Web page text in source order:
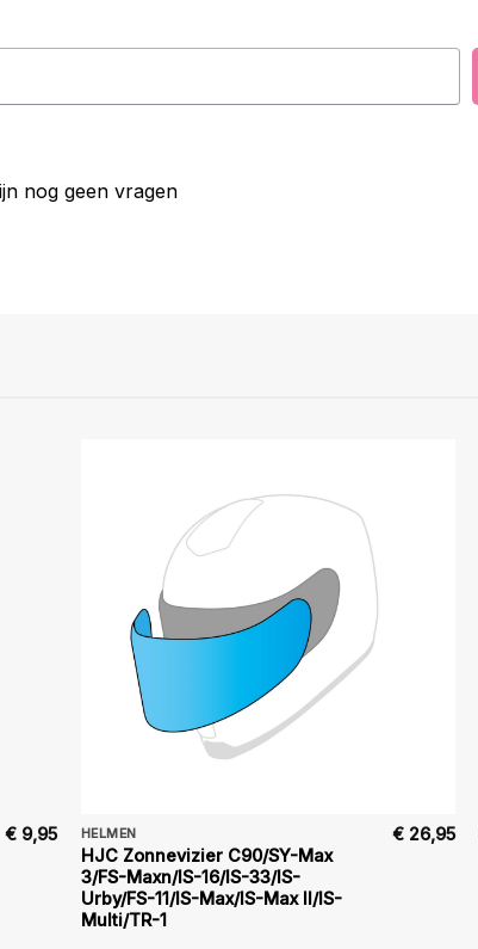
nog geen vragen
€ 9,95 HELMEN
HJC Zonnevizier C90/SY-Max
3/FS-Maxn/IS-16/IS-33/IS-
Urby/FS-11/IS-Max/IS-Max II/IS-
Multi/TR-1
€26,95